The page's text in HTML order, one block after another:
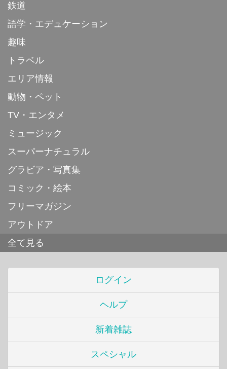
鉄道
語学・エデュケーション
趣味
トラベル
エリア情報
動物・ペット
TV・エンタメ
ミュージック
スーパーナチュラル
グラビア・写真集
コミック・絵本
フリーマガジン
アウトドア
全て見る
ログイン
ヘルプ
新着雑誌
スペシャル